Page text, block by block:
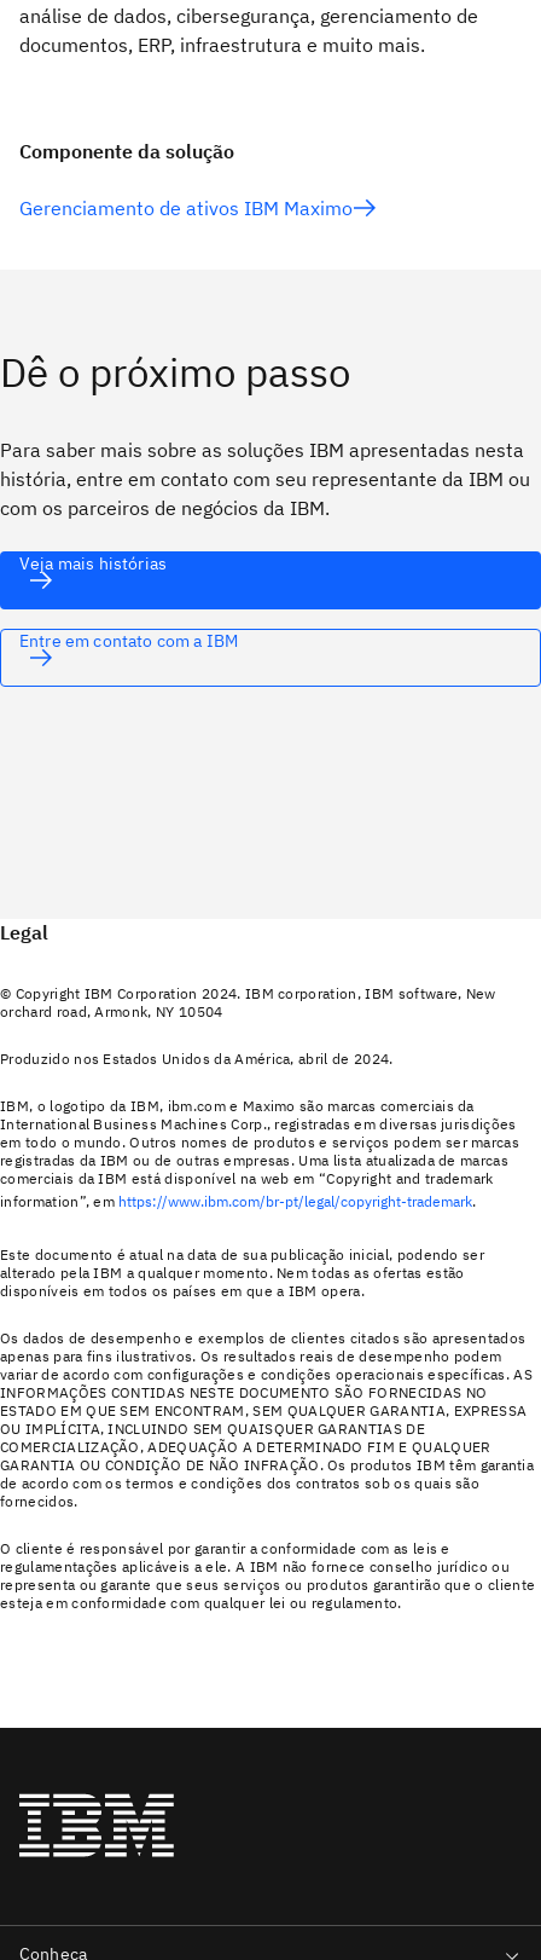
análise de dados, cibersegurança, gerenciamento de
documentos, ERP, infraestrutura e muito mais.
Componente da solução
Gerenciamento de ativos IBM Maximo
Dê o próximo passo
Para saber mais sobre as soluções IBM apresentadas nesta
história, entre em contato com seu representante da IBM ou
com os parceiros de negócios da IBM.
Veja mais histórias
Entre em contato com a IBM
Legal
© Copyright IBM Corporation 2024. IBM corporation, IBM software, New
orchard road, Armonk, NY 10504
Produzido nos Estados Unidos da América, abril de 2024.
IBM, o logotipo da IBM, ibm.com e Maximo são marcas comerciais da
International Business Machines Corp., registradas em diversas jurisdições
em todo o mundo. Outros nomes de produtos e serviços podem ser marcas
registradas da IBM ou de outras empresas. Uma lista atualizada de marcas
comerciais da IBM está disponível na web em “Copyright and trademark
information”, em https://www.ibm.com/br-pt/legal/copyright-trademark.
Este documento é atual na data de sua publicação inicial, podendo ser
alterado pela IBM a qualquer momento. Nem todas as ofertas estão
disponíveis em todos os países em que a IBM opera.
Os dados de desempenho e exemplos de clientes citados são apresentados
apenas para fins ilustrativos. Os resultados reais de desempenho podem
variar de acordo com configurações e condições operacionais específicas. AS
INFORMAÇÕES CONTIDAS NESTE DOCUMENTO SÃO FORNECIDAS NO
ESTADO EM QUE SEM ENCONTRAM, SEM QUALQUER GARANTIA, EXPRESSA
OU IMPLÍCITA, INCLUINDO SEM QUAISQUER GARANTIAS DE
COMERCIALIZAÇÃO, ADEQUAÇÃO A DETERMINADO FIM E QUALQUER
GARANTIA OU CONDIÇÃO DE NÃO INFRAÇÃO. Os produtos IBM têm garantia
de acordo com os termos e condições dos contratos sob os quais são
fornecidos.
O cliente é responsável por garantir a conformidade com as leis e
regulamentações aplicáveis a ele. A IBM não fornece conselho jurídico ou
representa ou garante que seus serviços ou produtos garantirão que o cliente
esteja em conformidade com qualquer lei ou regulamento.